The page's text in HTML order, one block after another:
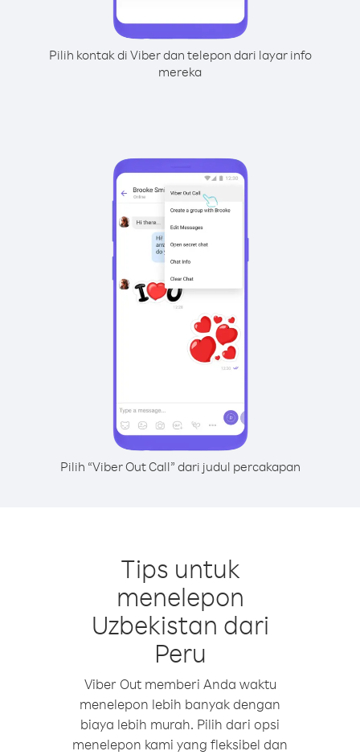
Pilih kontak di Viber dan telepon dari layar info
mereka
Pilih “Viber Out Call” dari judul percakapan
Tips untuk
menelepon
Uzbekistan dari
Peru
Viber Out memberi Anda waktu
menelepon lebih banyak dengan
biaya lebih murah. Pilih dari opsi
menelepon kami yang fleksibel dan